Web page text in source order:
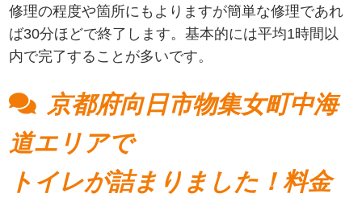
修理の程度や箇所にもよりますが簡単な修理であれ
ば30分ほどで終了します。基本的には平均1時間以
内で完了することが多いです。
京都府向日市物集女町中海
道エリアで
トイレが詰まりました！料金